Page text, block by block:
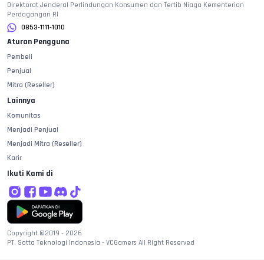
Direktorat Jenderal Perlindungan Konsumen dan Tertib Niaga Kementerian
Perdagangan RI
0853-1111-1010
Aturan Pengguna
Pembeli
Penjual
Mitra (Reseller)
Lainnya
Komunitas
Menjadi Penjual
Menjadi Mitra (Reseller)
Karir
Ikuti Kami di
Copyright ©2019 - 2026
PT. Sotta Teknologi Indonesia - VCGamers All Right Reserved